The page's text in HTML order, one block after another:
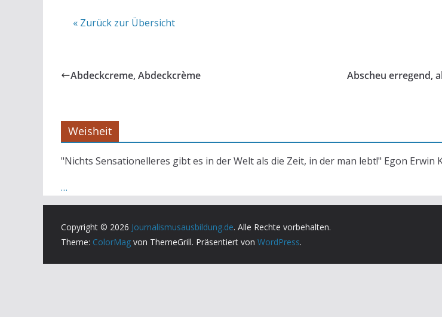
« Zurück zur Übersicht
Abdeckcreme, Abdeckcrème Abscheu erregend,
Weisheit
"Nichts Sensationelleres gibt es in der Welt als die Zeit, in der man lebt!" Egon Erwin
…
Copyright © 2026 Journalismusausbildung.de. Alle Rechte vorbehalten.
Theme: ColorMag von ThemeGrill. Präsentiert von WordPress.